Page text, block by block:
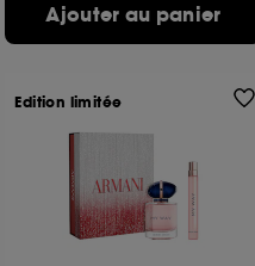
Ajouter au panier
Edition limitée